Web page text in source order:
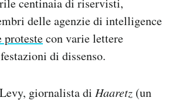
delle agenzie di intelligence
protestecon varie lettere
di dissenso.
giornalista di Haaretz (un